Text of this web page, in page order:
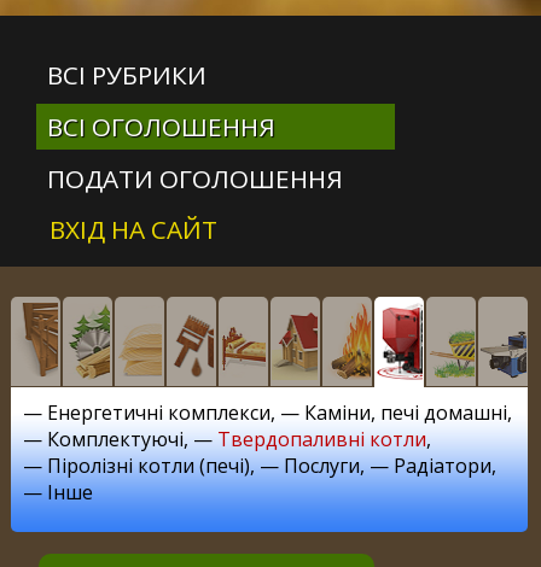
ВСІ РУБРИКИ
ВСІ ОГОЛОШЕННЯ
ПОДАТИ ОГОЛОШЕННЯ
ВХІД НА САЙТ
— Енергетичні комплекси, — Каміни, печі домашні,
—Комплектуючі, —Твердопаливні котли,
—Піролізні котли (печі), —Послуги, —Радіатори,
—Інше